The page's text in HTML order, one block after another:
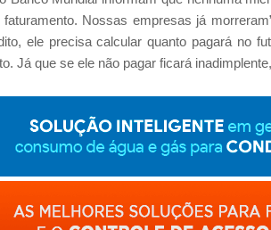
Nossas empresas já
ele precisa calcular quanto pagará no
Já que se ele não pagar ficará